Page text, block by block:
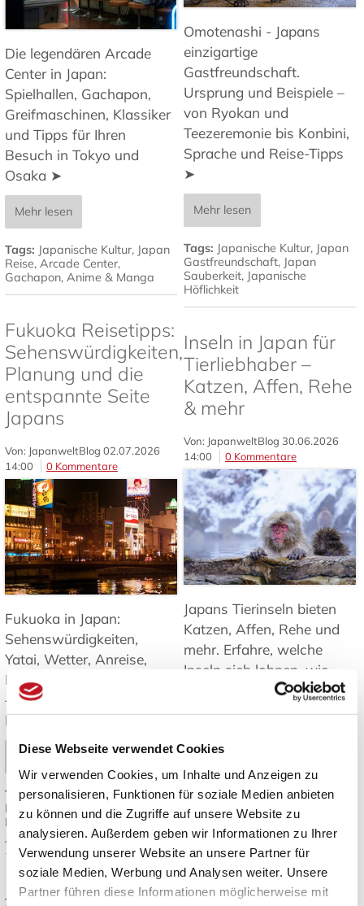
Diese Webseite verwendet Cookies
Wir verwenden Cookies, um Inhalte und Anzeigen zu
personalisieren, Funktionen für soziale Medien anbieten
zu können und die Zugriffe auf unsere Website zu
analysieren. Außerdem geben wir Informationen zu Ihrer
Verwendung unserer Website an unsere Partner für
soziale Medien, Werbung und Analysen weiter. Unsere
Partner führen diese Informationen möglicherweise mit
Omotenashi - Japans
einzigartige
Gastfreundschaft.
Ursprung und Beispiele –
von Ryokan und
Teezeremonie bis Konbini,
Sprache und Reise-Tipps
➤
Mehr lesen
Tags: Japanische Kultur, Japan
Gastfreundschaft, Japan
Sauberkeit, Japanische
Höflichkeit
Die legendären Arcade
Center in Japan:
Spielhallen, Gachapon,
Greifmaschinen, Klassiker
und Tipps für Ihren
Besuch in Tokyo und
Osaka ➤
Mehr lesen
Tags: Japanische Kultur, Japan
Reise, Arcade Center,
Gachapon, Anime & Manga
Fukuoka Reisetipps:
Sehenswürdigkeiten,
Planung und die
entspannte Seite
Japans
Von: JapanweltBlog 02.07.2026
14:00
0 Kommentare
Fukuoka in Japan:
Sehenswürdigkeiten,
Yatai, Wetter, Anreise,
Inseln und Tagesausflüge
– Tipps für Ihre Reise nach
Kyushu. ➤
Mehr lesen
Tags: Fukuoka Reisetipps,
Fukuoka Sehenswürdigkeiten,
Kyushu Reise, Yatai Streetfood
Japan Reiseplanung
Inseln in Japan für
Tierliebhaber –
Katzen, Affen, Rehe
& mehr
Von: JapanweltBlog 30.06.2026
14:00
0 Kommentare
Japans Tierinseln bieten
Katzen, Affen, Rehe und
mehr. Erfahre, welche
Inseln sich lohnen, wie
man hinkommt und was
es zu beachten gibt ➤
Mehr lesen
Japan Inseln,
Tierbeobachtung Japan,
Katzeninseln Japan,Japan
Reiseziele
Natur und Tiere in
Japan
Japanisches Design: Die besten